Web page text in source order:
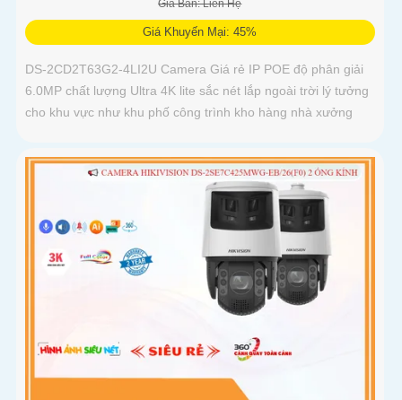
Giá Bán: Liên Hệ
Giá Khuyến Mại: 45%
DS-2CD2T63G2-4LI2U Camera Giá rẻ IP POE độ phân giải
6.0MP chất lượng Ultra 4K lite sắc nét lắp ngoài trời lý tưởng
cho khu vực như khu phố công trình kho hàng nhà xưởng